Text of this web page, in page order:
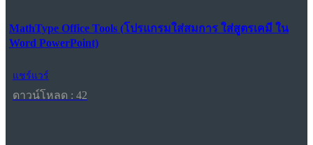
MathType Office Tools (โปรแกรมใส่สมการ ใส่สูตรเคมี ใน
Word PowerPoint)
แชร์แวร์
ดาวน์โหลด : 42